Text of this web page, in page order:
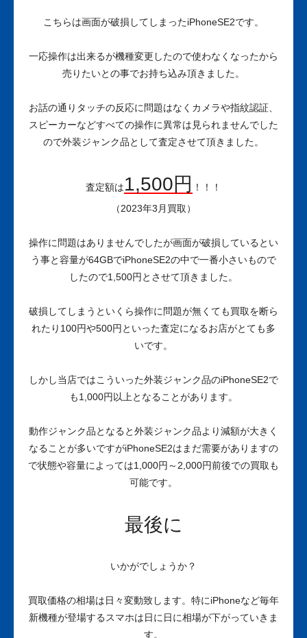
こちらは画面が破損してしまったiPhoneSE2です。
一応操作は出来るが機種変更したので使わなくなったから
売りたいとの事でお持ち込み頂きました。
お話の通りタッチの反応に問題はなくカメラや指紋認証、
スピーカーなどすべての操作に異常は見られませんでした
ので外装ジャンク品として査定させて頂きました。
査定額は1,500円
！！！
（2023年3月買取）
操作に問題はありませんでしたが画面が破損しているとい
う事と容量が64GBでiPhoneSE2の中で一番小さいもので
したので1,500円とさせて頂きました。
破損してしまうといくら操作に問題が無くても買取を断ら
れたり100円や500円といった査定になるお店がとても多
いです。
しかし当店ではこういった外装ジャンク品のiPhoneSE2で
も1,000円以上となることがあります。
動作ジャンク品となると外装ジャンク品より減額が大きく
なることが多いですがiPhoneSE2はまだ需要がありますの
で状態や容量によっては1,000円～2,000円前後での買取も
可能です。
最後に
いかがでしょうか？
買取価格の相場は日々変動致します。特にiPhoneなど毎年
新機種が登場するスマホは日に日に相場が下がっていきま
す。